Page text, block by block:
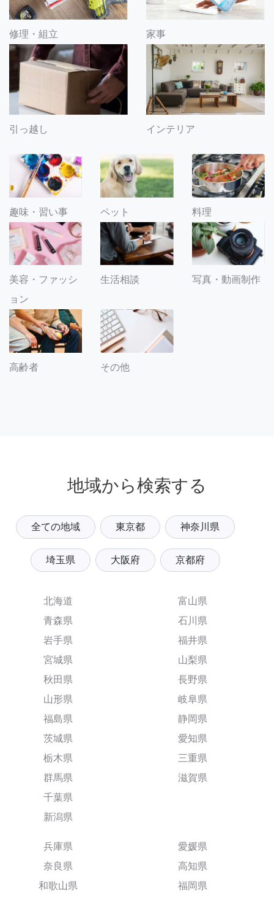
修理・組立 家事
引っ越し インテリア
趣味・習い事 ペット 料理
美容・ファッシ
ョン
生活相談 写真・動画制作
高齢者 その他
地域から検索する
全ての地域 東京都 神奈川県
埼玉県 大阪府 京都府
北海道
青森県
岩手県
宮城県
秋田県
山形県
福島県
茨城県
栃木県
群馬県
千葉県
新潟県
富山県
石川県
福井県
山梨県
長野県
岐阜県
静岡県
愛知県
三重県
滋賀県
兵庫県
奈良県
和歌山県
愛媛県
高知県
福岡県